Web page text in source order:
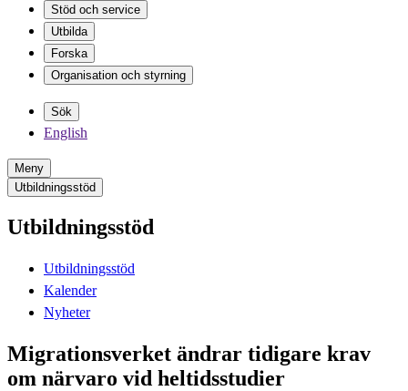
Stöd och service
Utbilda
Forska
Organisation och styrning
Sök
English
Meny
Utbildningsstöd
Utbildningsstöd
Utbildningsstöd
Kalender
Nyheter
Migra­tions­verket ändrar tidi­gare krav
om närvaro vid heltids­stu­dier